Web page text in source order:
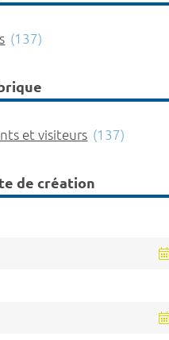
(137)
et visiteurs (137)
de création